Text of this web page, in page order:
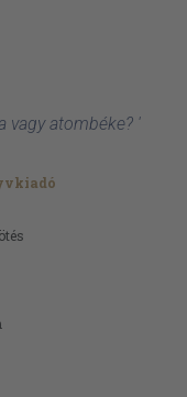
vagy atombéke? '